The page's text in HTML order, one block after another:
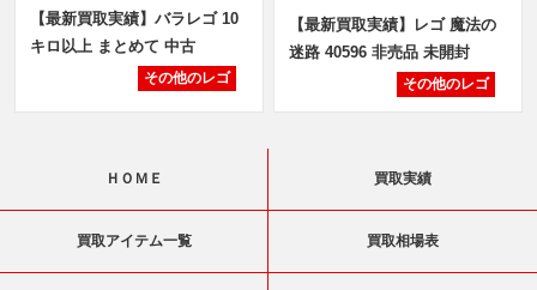
【最新買取実績】バラレゴ 10
キロ以上 まとめて 中古
その他のレゴ
【最新買取実績】レゴ 魔法の
迷路 40596 非売品 未開封
その他のレゴ
ＨＯＭＥ 買取実績
買取アイテム一覧 買取相場表